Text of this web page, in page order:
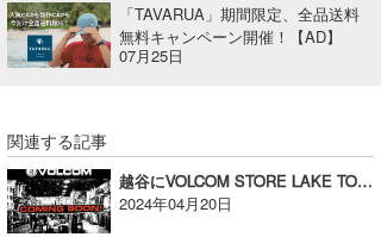
「TAVARUA」期間限定、全品送料
無料キャンペーン開催！【AD】
07月25日
関連する記事
越谷にVOLCOM STORE LAKE TOWN KAZEオープン！【AD】
2024年04月20日